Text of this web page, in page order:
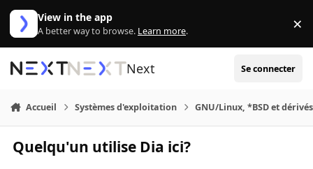
Aller au contenu
View in the app
A better way to browse. Learn more. ×
Next Se connecter
Accueil Systèmes d'exploitation GNU/Linux, *BSD et
Quelqu'un utilise Dia ici?